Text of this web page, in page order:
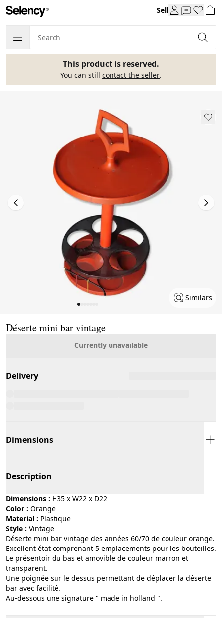
Sell
This product is reserved.
You can still contact the seller.
Similars
Déserte mini bar vintage
Currently unavailable
Delivery
Dimensions
Description
Dimensions : H35 x W22 x D22
Color :
orange
Material :
plastique
Style :
vintage
Déserte mini bar vintage des années 60/70 de couleur orange.
Excellent état comprenant 5 emplacements pour les bouteilles.
Le présentoir du bas et amovible de couleur marron et
transparent.
Une poignée sur le dessus permettant de déplacer la déserte
bar avec facilité.
Au-dessous une signature " made in holland ".